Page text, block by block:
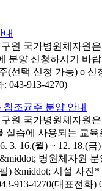
내
원 국가병원체자원
분양 신청하시기 바
주(선택 신청 가능) o
043-913-4270)
참조균주 분양 안내
원 국가병원체자원
실습에 사용되는 교
3. 16.(월) ~ 12. 18.(
병원체자원
) &middot; 시설 사
913-4270(대표전